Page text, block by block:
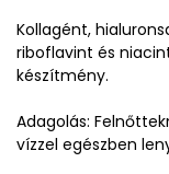
Kollagént,
riboflavint és
készítmény.
Adagolás:
vízzel egészben